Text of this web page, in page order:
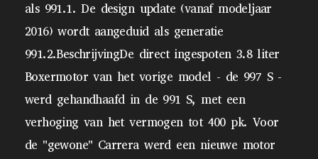
als 991.1. De design update (vanaf modeljaar
2016) wordt aangeduid als generatie
991.2.BeschrijvingDe direct ingespoten 3.8 liter
Boxermotor van het vorige model - de 997 S -
werd gehandhaafd in de 991 S, met een
verhoging van het vermogen tot 400 pk. Voor
de "gewone" Carrera werd een nieuwe motor